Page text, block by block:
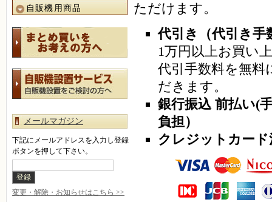
自販機用商品
メールマガジン
下記にメールアドレスを入力し登録
ボタンを押して下さい。
変更・解除・お知らせはこちら >>
ただけます。
代引き（代引き手
1万円以上お買い
代引手数料を無料
だきます。
銀行振込 前払い(
負担）
クレジットカード